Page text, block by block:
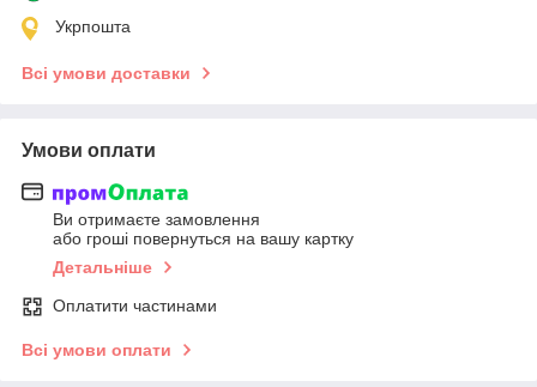
Укрпошта
Всі умови доставки
Умови оплати
Ви отримаєте замовлення
або гроші повернуться на вашу картку
Детальніше
Оплатити частинами
Всі умови оплати